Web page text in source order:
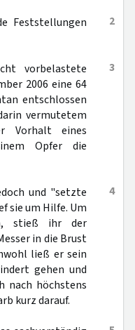
2
Feststellungen
3
vorbelastete
2006 eine 64
entschlossen
vermutetem
Vorhalt eines
Opfer die
4
und "setzte
sie um Hilfe. Um
stieß ihr der
in die Brust
ließ er sein
gehen und
nach höchstens
kurz darauf.